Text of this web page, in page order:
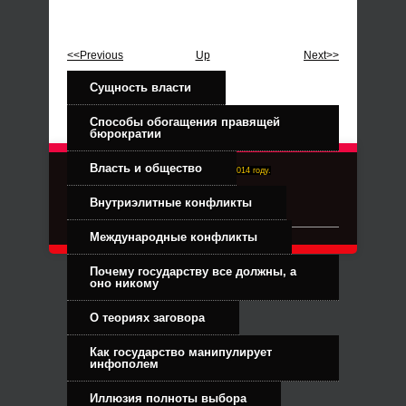
<<Previous Up Next>>
Сущность власти
Способы обогащения правящей
бюрократии
Власть и общество
Внутриэлитные конфликты
Международные конфликты
Почему государству все должны, а
оно никому
О теориях заговора
Как государство манипулирует
инфополем
Иллюзия полноты выбора
Right-Dexter-ПРАВЫЙ ФРОНТ. Основан в 2014 году.
Связь с администрацией